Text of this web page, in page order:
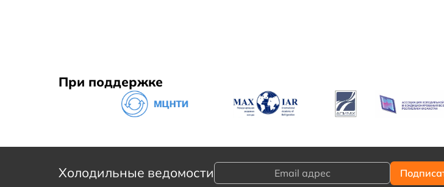
При поддержке
Холодильные ведомости